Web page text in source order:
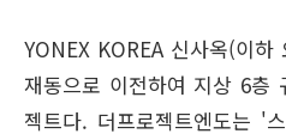
YONEX KOREA 신사옥(이
재동으로 이전하여 지상 6층
젝트다. 더프로젝트엔도는 '